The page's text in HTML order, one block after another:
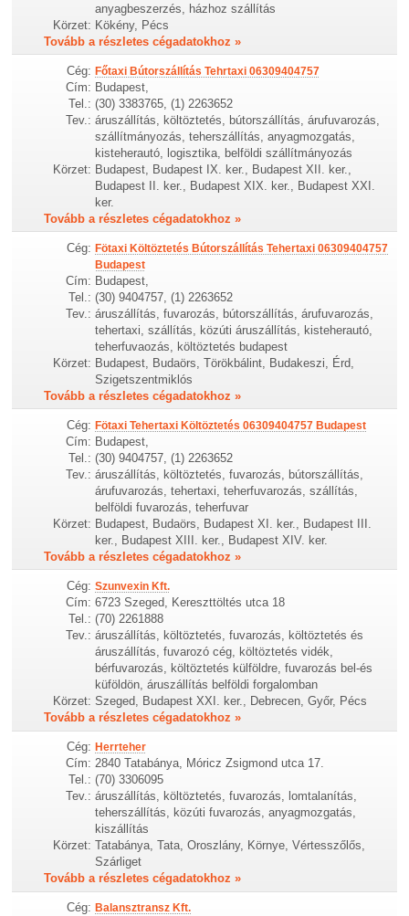
anyagbeszerzés, házhoz szállítás
Körzet: Kökény, Pécs
Tovább a részletes cégadatokhoz »
Cég: Főtaxi Bútorszállítás Tehrtaxi 06309404757
Cím: Budapest,
Tel.: (30) 3383765, (1) 2263652
Tev.: áruszállítás, költöztetés, bútorszállítás, árufuvarozás,
szállítmányozás, teherszállítás, anyagmozgatás,
kisteherautó, logisztika, belföldi szállítmányozás
Körzet: Budapest, Budapest IX. ker., Budapest XII. ker.,
Budapest II. ker., Budapest XIX. ker., Budapest XXI.
ker.
Tovább a részletes cégadatokhoz »
Cég: Fötaxi Költöztetés Bútorszállítás Tehertaxi 06309404757
Budapest
Cím: Budapest,
Tel.: (30) 9404757, (1) 2263652
Tev.: áruszállítás, fuvarozás, bútorszállítás, árufuvarozás,
tehertaxi, szállítás, közúti áruszállítás, kisteherautó,
teherfuvaozás, költöztetés budapest
Körzet: Budapest, Budaörs, Törökbálint, Budakeszi, Érd,
Szigetszentmiklós
Tovább a részletes cégadatokhoz »
Cég: Fötaxi Tehertaxi Költöztetés 06309404757 Budapest
Cím: Budapest,
Tel.: (30) 9404757, (1) 2263652
Tev.: áruszállítás, költöztetés, fuvarozás, bútorszállítás,
árufuvarozás, tehertaxi, teherfuvarozás, szállítás,
belföldi fuvarozás, teherfuvar
Körzet: Budapest, Budaörs, Budapest XI. ker., Budapest III.
ker., Budapest XIII. ker., Budapest XIV. ker.
Tovább a részletes cégadatokhoz »
Cég: Szunvexin Kft.
Cím: 6723 Szeged, Kereszttöltés utca 18
Tel.: (70) 2261888
Tev.: áruszállítás, költöztetés, fuvarozás, költöztetés és
áruszállítás, fuvarozó cég, költöztetés vidék,
bérfuvarozás, költöztetés külföldre, fuvarozás bel-és
küföldön, áruszállítás belföldi forgalomban
Körzet: Szeged, Budapest XXI. ker., Debrecen, Győr, Pécs
Tovább a részletes cégadatokhoz »
Cég: Herrteher
Cím: 2840 Tatabánya, Móricz Zsigmond utca 17.
Tel.: (70) 3306095
Tev.: áruszállítás, költöztetés, fuvarozás, lomtalanítás,
teherszállítás, közúti fuvarozás, anyagmozgatás,
kiszállítás
Körzet: Tatabánya, Tata, Oroszlány, Környe, Vértesszőlős,
Szárliget
Tovább a részletes cégadatokhoz »
Cég: Balansztransz Kft.